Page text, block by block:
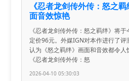
《忍者龙剑传外传：怒之
面音效惊艳
《忍者龙剑传外传：怒之羁绊》将
定价96元。外媒IGN对本作进行了
认为《怒之羁绊》画面和音效都令
《忍者龙剑传外传：怒
2026-04-10 05:30:03